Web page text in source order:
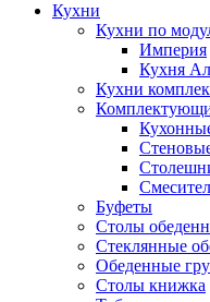
Кухни
Кухни по
Империя
Кухня
Кухни
Буфеты
Столы
Стеклянные
Обеденные
Столы книжка